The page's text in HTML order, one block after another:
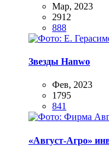
Мар, 2023
2912
888
Звезды Hanwo
Фев, 2023
1795
841
«Август-Агро»